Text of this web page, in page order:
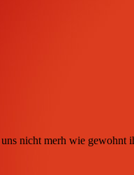
nicht merh wie